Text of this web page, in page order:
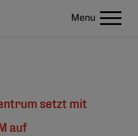
Menu
setzt mit
auf